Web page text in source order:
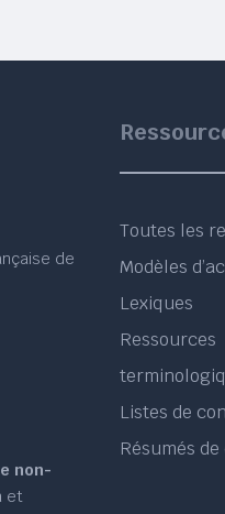
de
non-
et
Toutes les
Modèles
Lexiques
Ressources
Listes de
Résumés